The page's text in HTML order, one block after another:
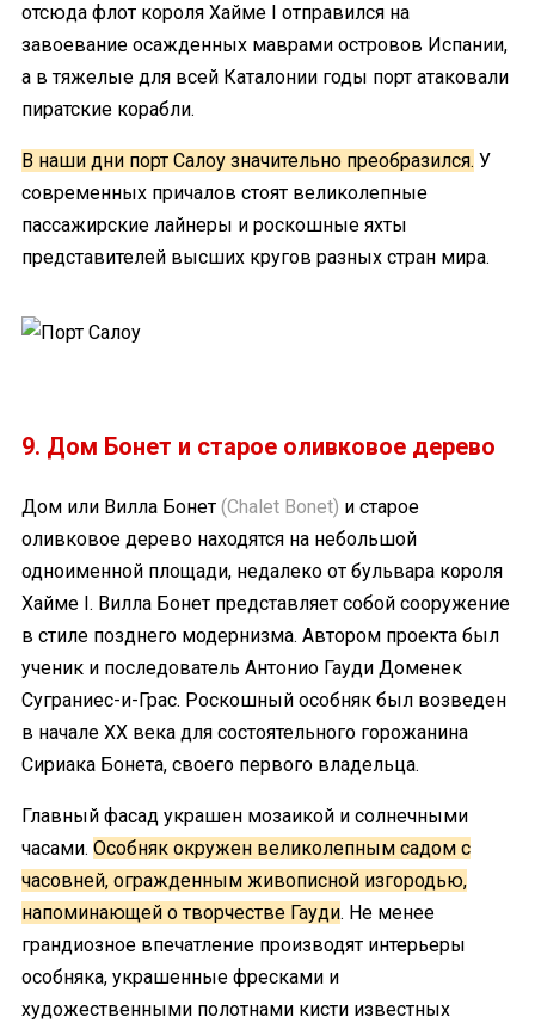
отсюда флот короля Хайме I отправился на
завоевание осажденных маврами островов Испании,
а в тяжелые для всей Каталонии годы порт атаковали
пиратские корабли.
В наши дни порт Салоу значительно преобразился. У
современных причалов стоят великолепные
пассажирские лайнеры и роскошные яхты
представителей высших кругов разных стран мира.
9. Дом Бонет и старое оливковое дерево
Дом или Вилла Бонет (Chalet Bonet) и старое
оливковое дерево находятся на небольшой
одноименной площади, недалеко от бульвара короля
Хайме I. Вилла Бонет представляет собой сооружение
в стиле позднего модернизма. Автором проекта был
ученик и последователь Антонио Гауди Доменек
Суграниес-и-Грас. Роскошный особняк был возведен
в начале XX века для состоятельного горожанина
Сириака Бонета, своего первого владельца.
Главный фасад украшен мозаикой и солнечными
часами. Особняк окружен великолепным садом с
часовней, огражденным живописной изгородью,
напоминающей о творчестве Гауди. Не менее
грандиозное впечатление производят интерьеры
особняка, украшенные фресками и
художественными полотнами кисти известных